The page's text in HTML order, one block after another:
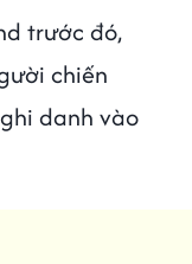
trước đó,
chiến
danh vào